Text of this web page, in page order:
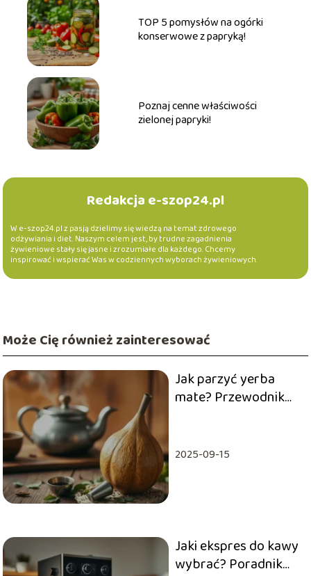
TOP 5 pomysłów na ogórki
konserwowe z papryką!
Poznaj cenne właściwości
zielonej papryki!
Redakcja e-szop24.pl
W e-szop24.pl z pasją dzielimy się wiedzą na temat zdrowego
odżywiania i diet. Naszym celem jest, by trudne zagadnienia
żywieniowe stały się jasne i zrozumiałe dla każdego. Chcemy
inspirować i wspierać Was w codziennych wyborach żywieniowych.
Może Cię również zainteresować
Jak parzyć yerba
mate? Przewodnik
2025-09-15
Jaki ekspres do kawy
wybrać? Poradnik